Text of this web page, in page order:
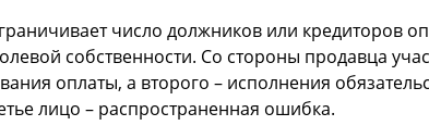
число должников или кредиторов
собственности. Со стороны продавца
оплаты, а второго – исполнения
лицо – распространенная ошибка.